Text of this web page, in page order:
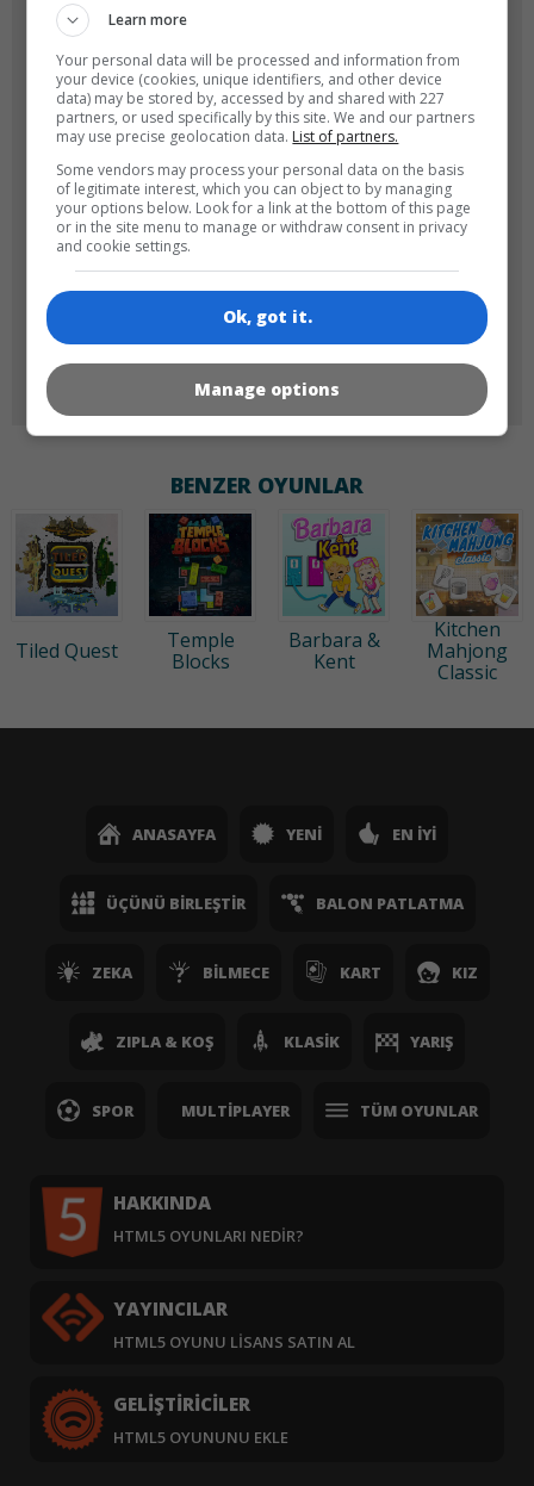
180x180 120x120
60x60
BENZER OYUNLAR
Tiled Quest
Temple
Blocks
Barbara &
Kent
Kitchen
Mahjong
Classic
ANASAYFA YENI EN İYI
ÜÇÜNÜ BIRLEŞTIR BALON PATLATMA
ZEKA BILMECE KART KIZ
ZIPLA & KOŞ KLASIK YARIŞ
SPOR MULTIPLAYER TÜM OYUNLAR
HAKKINDA
HTML5 OYUNLARI NEDIR?
YAYINCILAR
HTML5 OYUNU LISANS SATIN AL
GELIŞTIRICILER
HTML5 OYUNUNU EKLE
Learn more
Your personal data will be processed and information from
your device (cookies, unique identifiers, and other device
data) may be stored by, accessed by and shared with 227
partners, or used specifically by this site. We and our partners
may use precise geolocation data. List of partners.
Some vendors may process your personal data on the basis
of legitimate interest, which you can object to by managing
your options below. Look for a link at the bottom of this page
or in the site menu to manage or withdraw consent in privacy
and cookie settings.
Ok, got it.
Manage options